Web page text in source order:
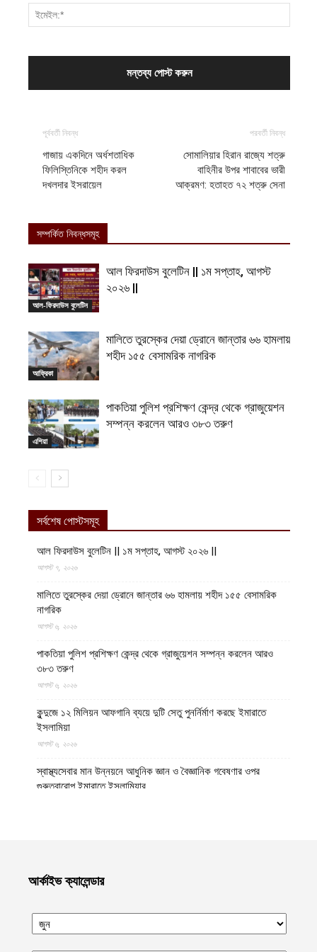
পূর্ববর্তী নিবন্ধ
গাজায় একদিনে অর্ধশতাধিক
ফিলিস্তিনিকে শহীদ করল
দখলদার ইসরায়েল
পরবর্তী নিবন্ধ
সোমালিয়ার হিরান রাজ্যে শত্রু
বাহিনীর উপর শাবাবের ভারী
আক্রমণ: হতাহত ৭২ শত্রু সেনা
সম্পর্কিত নিবন্ধসমূহ
আল-ফিরদাউস বুলেটিন
আল ফিরদাউস বুলেটিন || ১ম সপ্তাহ, আগস্ট
২০২৬ ||
আফ্রিকা
মালিতে তুরস্কের দেয়া ড্রোনে জান্তার ৬৬ হামলায়
শহীদ ১৫৫ বেসামরিক নাগরিক
এশিয়া
পাকতিয়া পুলিশ প্রশিক্ষণ কেন্দ্র থেকে গ্রাজুয়েশন
সম্পন্ন করলেন আরও ৩৮৩ তরুণ
সর্বশেষ পোস্টসমূহ
আল ফিরদাউস বুলেটিন || ১ম সপ্তাহ, আগস্ট ২০২৬ ||
আগস্ট ৭, ২০২৬
মালিতে তুরস্কের দেয়া ড্রোনে জান্তার ৬৬ হামলায় শহীদ ১৫৫ বেসামরিক
নাগরিক
আগস্ট ৬, ২০২৬
পাকতিয়া পুলিশ প্রশিক্ষণ কেন্দ্র থেকে গ্রাজুয়েশন সম্পন্ন করলেন আরও
৩৮৩ তরুণ
আগস্ট ৬, ২০২৬
কুন্দুজে ১২ মিলিয়ন আফগানি ব্যয়ে দুটি সেতু পুনর্নির্মাণ করছে ইমারাতে
ইসলামিয়া
আগস্ট ৬, ২০২৬
স্বাস্থ্যসেবার মান উন্নয়নে আধুনিক জ্ঞান ও বৈজ্ঞানিক গবেষণার ওপর
গুরুত্বারোপ ইমারাতে ইসলামিয়ার
ভিডিও || আফগানিস্তানের কুনার প্রদেশে গত বছরের ভূমিকম্পে ক্ষতিগ্রস্ত
ইসলামিয়া
আগস্ট ৬, ২০২৬
আর্কাইভ ক্যালেন্ডার